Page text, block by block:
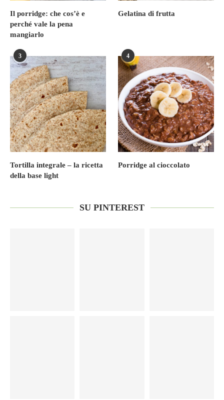
Il porridge: che cos’è e
perché vale la pena
mangiarlo
Gelatina di frutta
3
Tortilla integrale – la ricetta
della base light
4
Porridge al cioccolato
SU PINTEREST